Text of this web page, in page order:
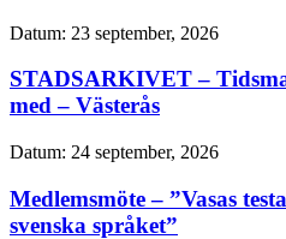
Datum: 23 september, 2026
STADSARKIVET –
med – Västerås
Datum: 24 september, 2026
Medlemsmöte – ”Vasas
svenska språket”